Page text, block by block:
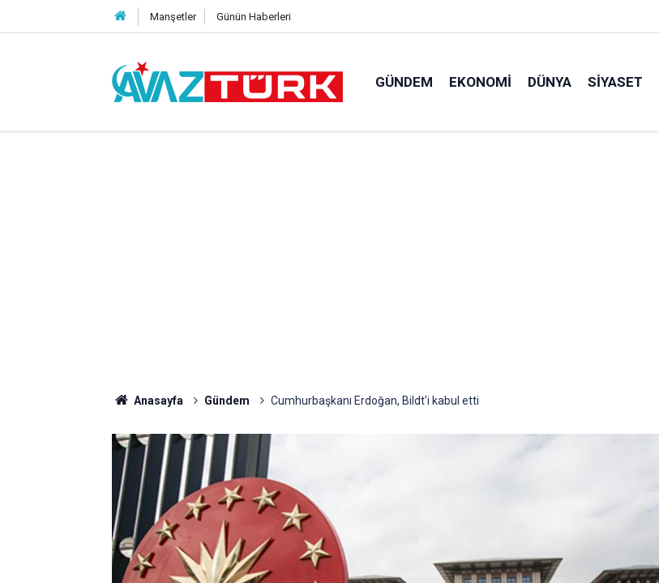
Manşetler Günün Haberleri
GÜNDEM EKONOMI DÜNYA SIYASET
Anasayfa Gündem Cumhurbaşkanı Erdoğan, Bildt'i kabul etti